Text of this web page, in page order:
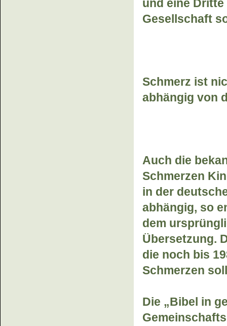
und eine
Gesellschaft
Schmerz ist
abhängig von
Auch die
Schmerzen
in der
abhängig, so
dem
Übersetzung.
die noch bis
Schmerzen
Die „Bibel in